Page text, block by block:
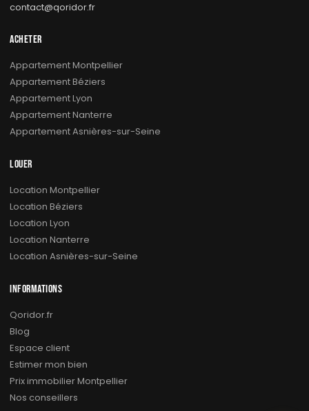
contact@qoridor.fr
ACHETER
Appartement Montpellier
Appartement Béziers
Appartement Lyon
Appartement Nanterre
Appartement Asnières-sur-Seine
LOUER
Location Montpellier
Location Béziers
Location Lyon
Location Nanterre
Location Asnières-sur-Seine
INFORMATIONS
Qoridor.fr
Blog
Espace client
Estimer mon bien
Prix immobilier Montpellier
Nos conseillers